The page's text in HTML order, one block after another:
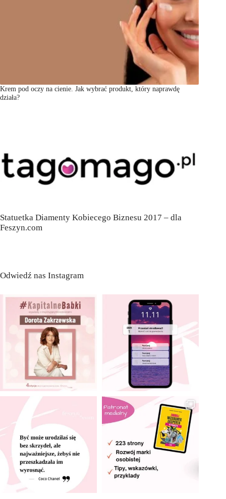
Krem pod oczy na cienie. Jak wybrać produkt, który naprawdę
działa?
Statuetka Diamenty Kobiecego Biznesu 2017 – dla
Feszyn.com
Odwiedź nas Instagram